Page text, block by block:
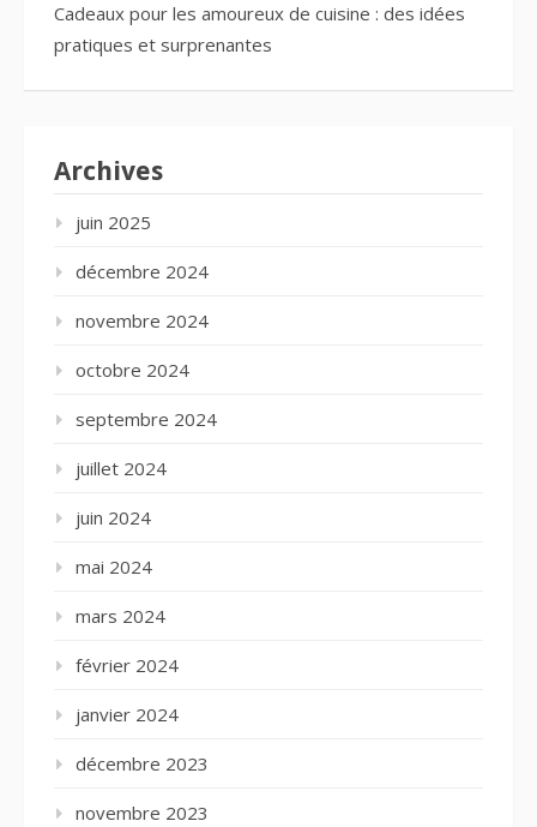
Cadeaux pour les amoureux de cuisine : des idées
pratiques et surprenantes
Archives
juin 2025
décembre 2024
novembre 2024
octobre 2024
septembre 2024
juillet 2024
juin 2024
mai 2024
mars 2024
février 2024
janvier 2024
décembre 2023
novembre 2023